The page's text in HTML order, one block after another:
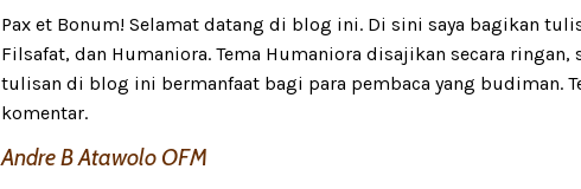
Pax et Bonum! Selamat datang di blog ini. Di sini saya bagikan
Filsafat, dan Humaniora. Tema Humaniora disajikan secara
tulisan di blog ini bermanfaat bagi para pembaca yang budiman.
komentar.
Andre B Atawolo OFM